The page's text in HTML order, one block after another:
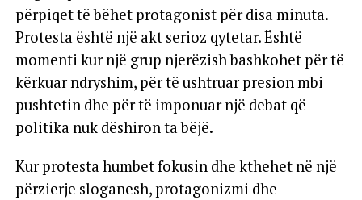
përpiqet të bëhet protagonist për disa minuta.
Protesta është një akt serioz qytetar. Është
momenti kur një grup njerëzish bashkohet për të
kërkuar ndryshim, për të ushtruar presion mbi
pushtetin dhe për të imponuar një debat që
politika nuk dëshiron ta bëjë.
Kur protesta humbet fokusin dhe kthehet në një
përzierje sloganesh, protagonizmi dhe